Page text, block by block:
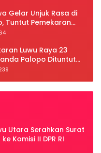
Gelar Unjuk Rasa di
Tuntut Pemekaran
Luwu Raya 23
Palopo Dituntut
Utara Serahkan Surat
Komisi II DPR RI